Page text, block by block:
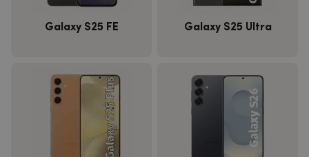
Galaxy S25 FE Galaxy S25 Ultra